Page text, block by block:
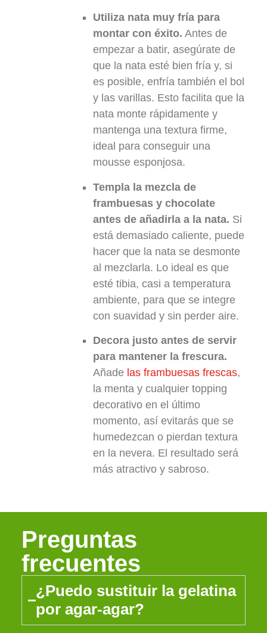
Utiliza nata muy fría para
montar con éxito. Antes de
empezar a batir, asegúrate de
que la nata esté bien fría y, si
es posible, enfría también el bol
y las varillas. Esto facilita que la
nata monte rápidamente y
mantenga una textura firme,
ideal para conseguir una
mousse esponjosa.
Templa la mezcla de
frambuesas y chocolate
antes de añadirla a la nata. Si
está demasiado caliente, puede
hacer que la nata se desmonte
al mezclarla. Lo ideal es que
esté tibia, casi a temperatura
ambiente, para que se integre
con suavidad y sin perder aire.
Decora justo antes de servir
para mantener la frescura.
Añade las frambuesas frescas,
la menta y cualquier topping
decorativo en el último
momento, así evitarás que se
humedezcan o pierdan textura
en la nevera. El resultado será
más atractivo y sabroso.
Preguntas
frecuentes
¿Puedo sustituir la gelatina
por agar-agar?